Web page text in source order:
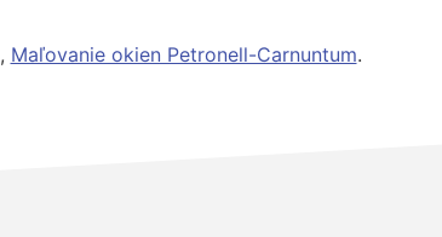
, Maľovanie okien Petronell-Carnuntum.